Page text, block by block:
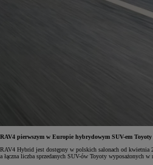
RAV4 pierwszym w Europie hybrydowym SUV-em Toyoty
RAV4 Hybrid jest dostępny w polskich salonach od kwietnia
a łączna liczba sprzedanych SUV-ów Toyoty wyposażonych